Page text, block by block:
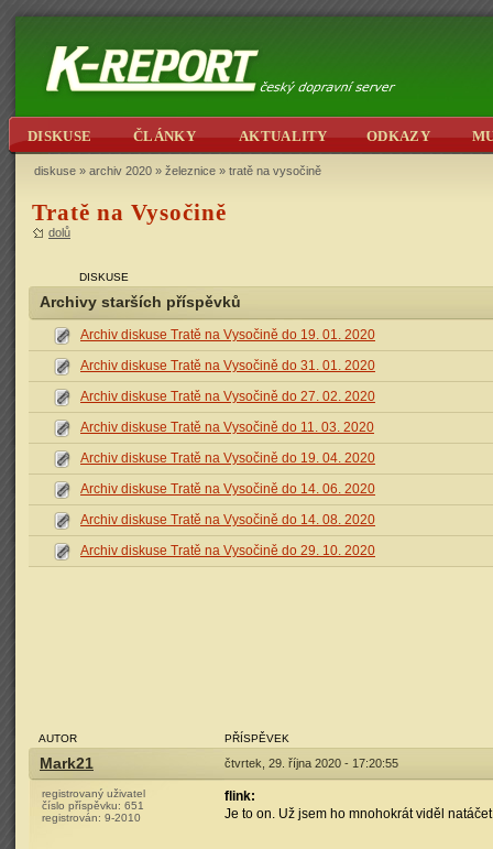
DISKUSE ČLÁNKY AKTUALITY ODKAZY
diskuse » archiv 2020 » železnice » tratě na vysočině
Tratě na Vysočině
dolů
DISKUSE
Archivy starších příspěvků
Archiv diskuse Tratě na Vysočině do 19. 01. 2020
Archiv diskuse Tratě na Vysočině do 31. 01. 2020
Archiv diskuse Tratě na Vysočině do 27. 02. 2020
Archiv diskuse Tratě na Vysočině do 11. 03. 2020
Archiv diskuse Tratě na Vysočině do 19. 04. 2020
Archiv diskuse Tratě na Vysočině do 14. 06. 2020
Archiv diskuse Tratě na Vysočině do 14. 08. 2020
Archiv diskuse Tratě na Vysočině do 29. 10. 2020
AUTOR PŘÍSPĚVEK
Mark21 čtvrtek, 29. října 2020 - 17:20:55
registrovaný uživatel
číslo příspěvku: 651
registrován: 9-2010
flink:
Je to on. Už jsem ho mnohokrát viděl